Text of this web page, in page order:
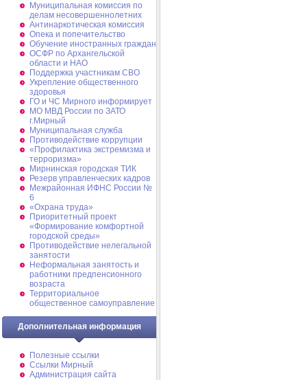
Муниципальная комиссия по
делам несовершеннолетних
Антинаркотическая комиссия
Опека и попечительство
Обучение иностранных граждан
ОСФР по Архангельской
области и НАО
Поддержка участникам СВО
Укрепление общественного
здоровья
ГО и ЧС Мирного информирует
МО МВД России по ЗАТО
г.Мирный
Муниципальная cлужба
Противодействие коррупции
«Профилактика экстремизма и
терроризма»
Мирнинская городская ТИК
Резерв управленческих кадров
Межрайонная ИФНС России №
6
«Охрана труда»
Приоритетный проект
«Формирование комфортной
городской среды»
Противодействие нелегальной
занятости
Неформальная занятость и
работники предпенсионного
возраста
Территориальное
общественное самоуправление
Дополнительная информация
Полезные ссылки
Ссылки Мирный
Администрация сайта